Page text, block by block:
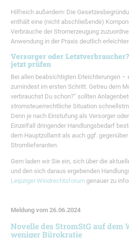
Hilfreich außerdem: Die
enthält eine (nicht abschließende)
Verbräuche der Stromerzeugung
Anwendung in der Praxis deutlich
Versorger oder
jetzt prüfen
Bei allen beabsichtigten Erleichterungen –
zumindest im ersten Schritt. Getreu dem
verbrauchst Du schon?“ sollten
stromsteuerrechtliche Situation
Denn je nach Einstufung als Versorger
Einzelfall dringender Handlungsbedarf
dem Hauptzollamt als auch ggf.
Stromlieferanten.
Gern laden wir Sie ein, sich über die
und den sich daraus ergebenden
Leipziger Windrechtsforum genauer zu
Meldung vom 26.06.2024
Novelle des StromStG auf dem
weniger Bürokratie